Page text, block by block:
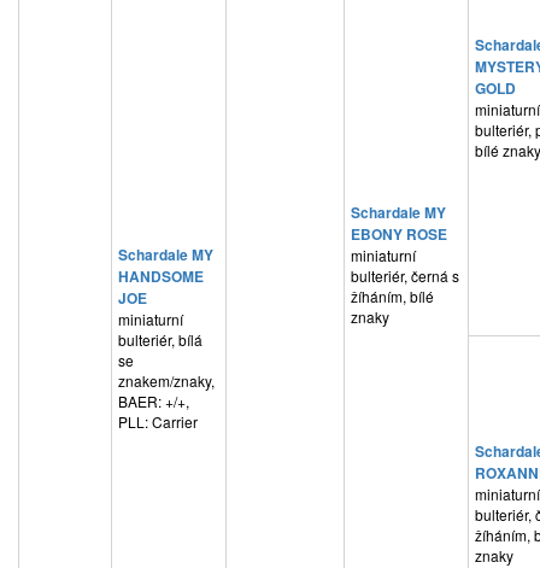
Schardale MY
HANDSOME
JOE
miniaturní
bulteriér, bílá
se
znakem/znaky,
BAER: +/+,
PLL: Carrier
Schardale MY
EBONY ROSE
miniaturní
bulteriér, černá s
žíháním, bílé
znaky
GOLD
miniaturní
bulteriér,
bílé znaky
miniaturní
bulteriér,
žíháním,
znaky